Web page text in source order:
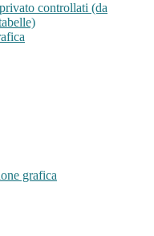
controllati (da
grafica